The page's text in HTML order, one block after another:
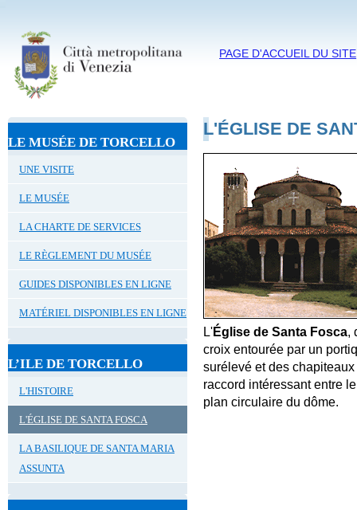
PAGE D'ACCUEIL DU SITE
LE MUSÉE DE TORCELLO
UNE VISITE
LE MUSÉE
LA CHARTE DE SERVICES
LE RÈGLEMENT DU MUSÉE
GUIDES DISPONIBLES EN LIGNE
MATÉRIEL DISPONIBLES EN LIGNE
L’ILE DE TORCELLO
L'HISTOIRE
L'ÉGLISE DE SANTA FOSCA
LA BASILIQUE DE SANTA MARIA
ASSUNTA
L'ÉGLISE DE
L'Église de Santa Fosca,
croix entourée par un
surélevé et des
raccord intéressant entre
plan circulaire du dôme.